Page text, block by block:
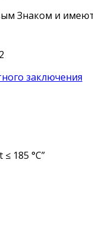
Знаком и
заключения
185 °C”